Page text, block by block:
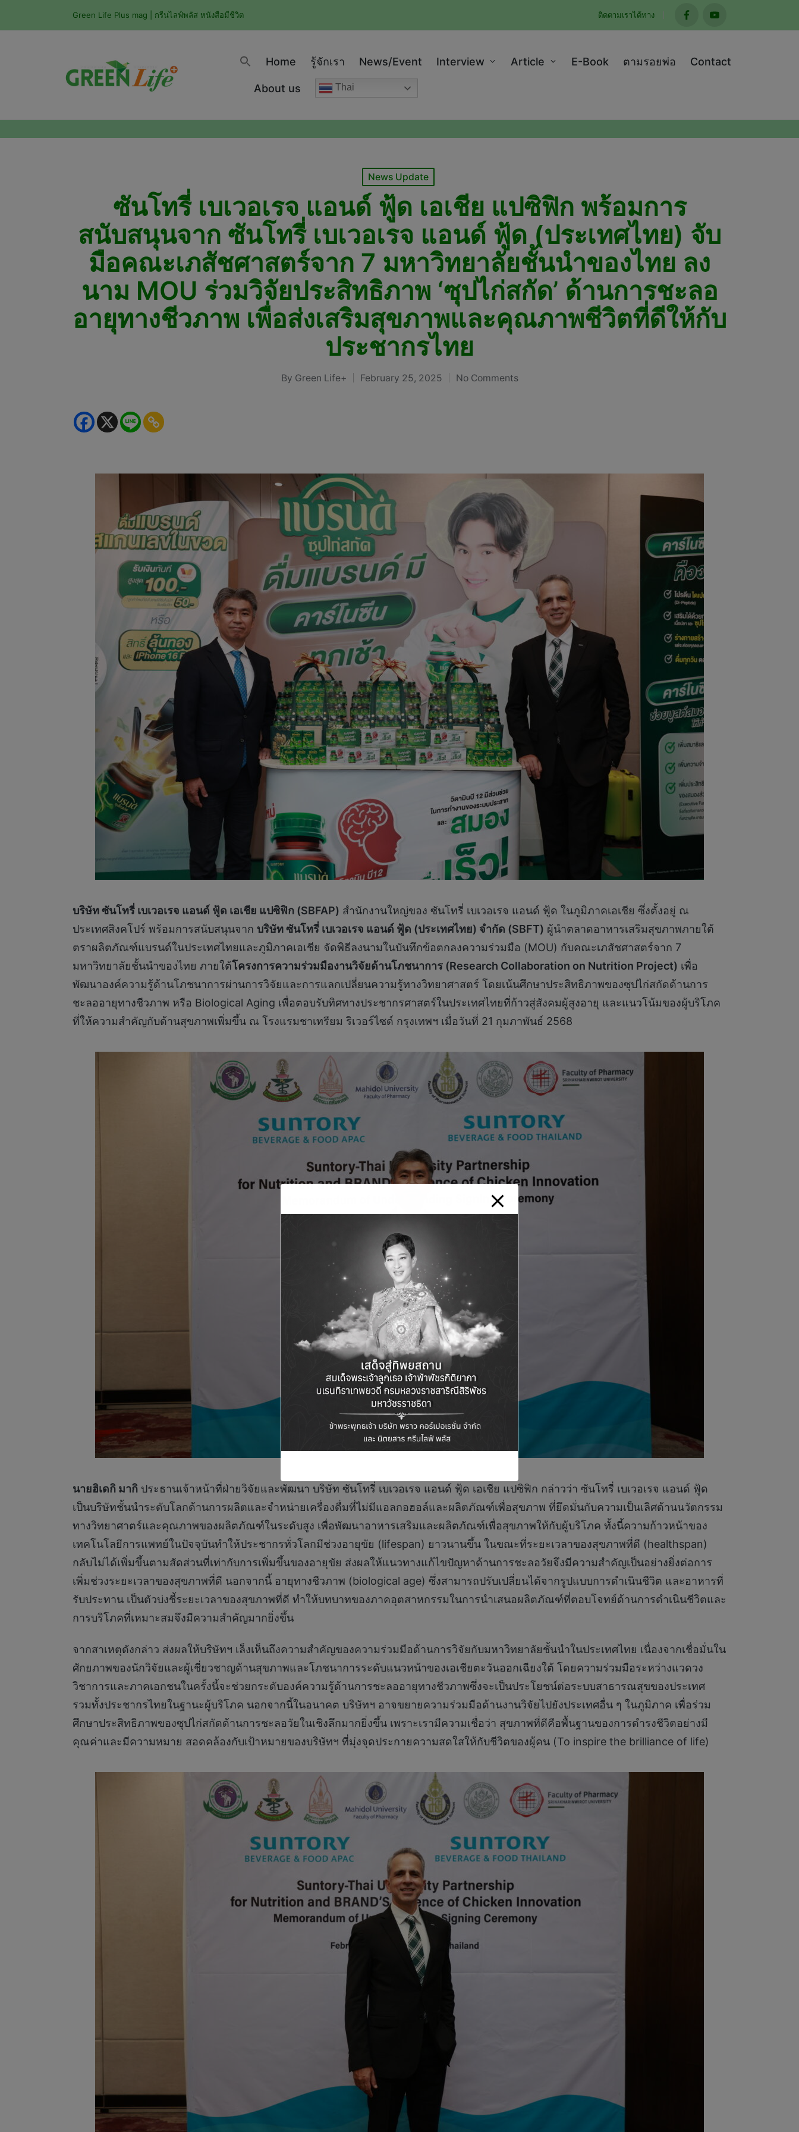
Green Life Plus mag | กรีนไลฟ์พลัส หนังสือมีชีวิต ติดตามเราได้ทาง
facebookyoutube
Home รู้จักเรา News/Event Interview Article E-Book ตามรอยพ่อ Contact
About us Thai
Posted
in
News Update
ซันโทรี่ เบเวอเรจ แอนด์ ฟู้ด เอเชีย แปซิฟิก พร้อมการ
สนับสนุนจาก ซันโทรี่ เบเวอเรจ แอนด์ ฟู้ด (ประเทศไทย) จับ
มือคณะเภสัชศาสตร์จาก 7 มหาวิทยาลัยชั้นนำของไทย ลง
นาม MOU ร่วมวิจัยประสิทธิภาพ ‘ซุปไก่สกัด’ ด้านการชะลอ
อายุทางชีวภาพ เพื่อส่งเสริมสุขภาพและคุณภาพชีวิตที่ดีให้กับ
ประชากรไทย
Posted
By Green Life+ February 25, 2025 No Comments
บริษัท ซันโทรี่ เบเวอเรจ แอนด์ ฟู้ด เอเชีย แปซิฟิก (SBFAP) สำนักงานใหญ่ของ ซันโทรี่ เบเวอเรจ แอนด์ ฟู้ด ในภูมิภาคเอเชีย ซึ่งตั้งอยู่ ณ
ประเทศสิงคโปร์ พร้อมการสนับสนุนจาก บริษัท ซันโทรี่ เบเวอเรจ แอนด์ ฟู้ด (ประเทศไทย) จำกัด (SBFT) ผู้นำตลาดอาหารเสริมสุขภาพภายใต้
ตราผลิตภัณฑ์แบรนด์ในประเทศไทยและภูมิภาคเอเชีย จัดพิธีลงนามในบันทึกข้อตกลงความร่วมมือ (MOU) กับคณะเภสัชศาสตร์จาก 7
มหาวิทยาลัยชั้นนำของไทย ภายใต้โครงการความร่วมมืองานวิจัยด้านโภชนาการ (Research Collaboration on Nutrition Project) เพื่อ
พัฒนาองค์ความรู้ด้านโภชนาการผ่านการวิจัยและการแลกเปลี่ยนความรู้ทางวิทยาศาสตร์ โดยเน้นศึกษาประสิทธิภาพของซุปไก่สกัดด้านการ
ชะลออายุทางชีวภาพ หรือ Biological Aging เพื่อตอบรับทิศทางประชากรศาสตร์ในประเทศไทยที่ก้าวสู่สังคมผู้สูงอายุ และแนวโน้มของผู้บริโภค
ที่ให้ความสำคัญกับด้านสุขภาพเพิ่มขึ้น ณ โรงแรมชาเทรียม ริเวอร์ไซด์ กรุงเทพฯ เมื่อวันที่ 21 กุมภาพันธ์ 2568
นายฮิเดกิ มากิ ประธานเจ้าหน้าที่ฝ่ายวิจัยและพัฒนา บริษัท ซันโทรี่ เบเวอเรจ แอนด์ ฟู้ด เอเชีย แปซิฟิก กล่าวว่า ซันโทรี่ เบเวอเรจ แอนด์ ฟู้ด
เป็นบริษัทชั้นนำระดับโลกด้านการผลิตและจำหน่ายเครื่องดื่มที่ไม่มีแอลกอฮอล์และผลิตภัณฑ์เพื่อสุขภาพ ที่ยึดมั่นกับความเป็นเลิศด้านนวัตกรรม
ทางวิทยาศาตร์และคุณภาพของผลิตภัณฑ์ในระดับสูง เพื่อพัฒนาอาหารเสริมและผลิตภัณฑ์เพื่อสุขภาพให้กับผู้บริโภค ทั้งนี้ความก้าวหน้าของ
เทคโนโลยีการแพทย์ในปัจจุบันทำให้ประชากรทั่วโลกมีช่วงอายุขัย (lifespan) ยาวนานขึ้น ในขณะที่ระยะเวลาของสุขภาพที่ดี (healthspan)
กลับไม่ได้เพิ่มขึ้นตามสัดส่วนที่เท่ากับการเพิ่มขึ้นของอายุขัย ส่งผลให้แนวทางแก้ไขปัญหาด้านการชะลอวัยจึงมีความสำคัญเป็นอย่างยิ่งต่อการ
เพิ่มช่วงระยะเวลาของสุขภาพที่ดี นอกจากนี้ อายุทางชีวภาพ (biological age) ซึ่งสามารถปรับเปลี่ยนได้จากรูปแบบการดำเนินชีวิต และอาหารที่
รับประทาน เป็นตัวบ่งชี้ระยะเวลาของสุขภาพที่ดี ทำให้บทบาทของภาคอุตสาหกรรมในการนำเสนอผลิตภัณฑ์ที่ตอบโจทย์ด้านการดำเนินชีวิตและ
การบริโภคที่เหมาะสมจึงมีความสำคัญมากยิ่งขึ้น
จากสาเหตุดังกล่าว ส่งผลให้บริษัทฯ เล็งเห็นถึงความสำคัญของความร่วมมือด้านการวิจัยกับมหาวิทยาลัยชั้นนำในประเทศไทย เนื่องจากเชื่อมั่นใน
ศักยภาพของนักวิจัยและผู้เชี่ยวชาญด้านสุขภาพและโภชนาการระดับแนวหน้าของเอเชียตะวันออกเฉียงใต้ โดยความร่วมมือระหว่างแวดวง
วิชาการและภาคเอกชนในครั้งนี้จะช่วยกระดับองค์ความรู้ด้านการชะลออายุทางชีวภาพซึ่งจะเป็นประโยชน์ต่อระบบสาธารณสุขของประเทศ
รวมทั้งประชากรไทยในฐานะผู้บริโภค นอกจากนี้ในอนาคต บริษัทฯ อาจขยายความร่วมมือด้านงานวิจัยไปยังประเทศอื่น ๆ ในภูมิภาค เพื่อร่วม
ศึกษาประสิทธิภาพของซุปไก่สกัดด้านการชะลอวัยในเชิงลึกมากยิ่งขึ้น เพราะเรามีความเชื่อว่า สุขภาพที่ดีคือพื้นฐานของการดำรงชีวิตอย่างมี
คุณค่าและมีความหมาย สอดคล้องกับเป้าหมายของบริษัทฯ ที่มุ่งจุดประกายความสดใสให้กับชีวิตของผู้คน (To inspire the brilliance of life)